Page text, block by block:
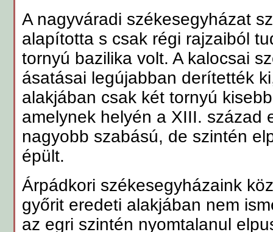
A nagyváradi székesegyházat
alapította s csak régi rajzaiból
tornyú bazilika volt. A kalocsai
ásatásai legújabban derítették
alakjában csak két tornyú
amelynek helyén a XIII. század
nagyobb szabású, de szintén
épült.
Árpádkori székesegyházaink
győrit eredeti alakjában nem
az egri szintén nyomtalanul